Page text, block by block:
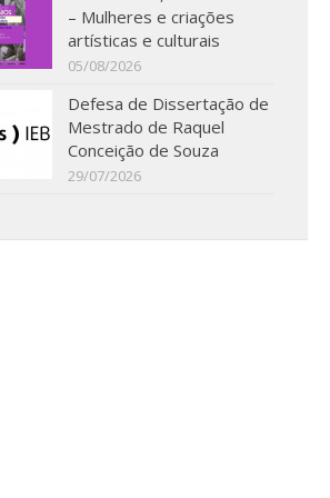
– Mulheres e criações
artísticas e culturais
05/08/2026
Defesa de Dissertação de
Mestrado de Raquel
Conceição de Souza
29/07/2026